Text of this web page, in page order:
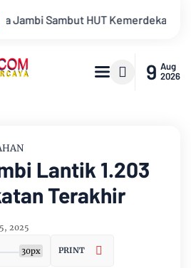
Berbagai Kegiatan Keluarga
9 Aug
2026
Lantik 1.203
Terakhir
2025
30px PRINT